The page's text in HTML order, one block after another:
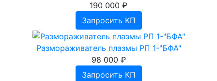
190 000 ₽
Запросить КП
Размораживатель плазмы РП 1-"БФА"
98 000 ₽
Запросить КП